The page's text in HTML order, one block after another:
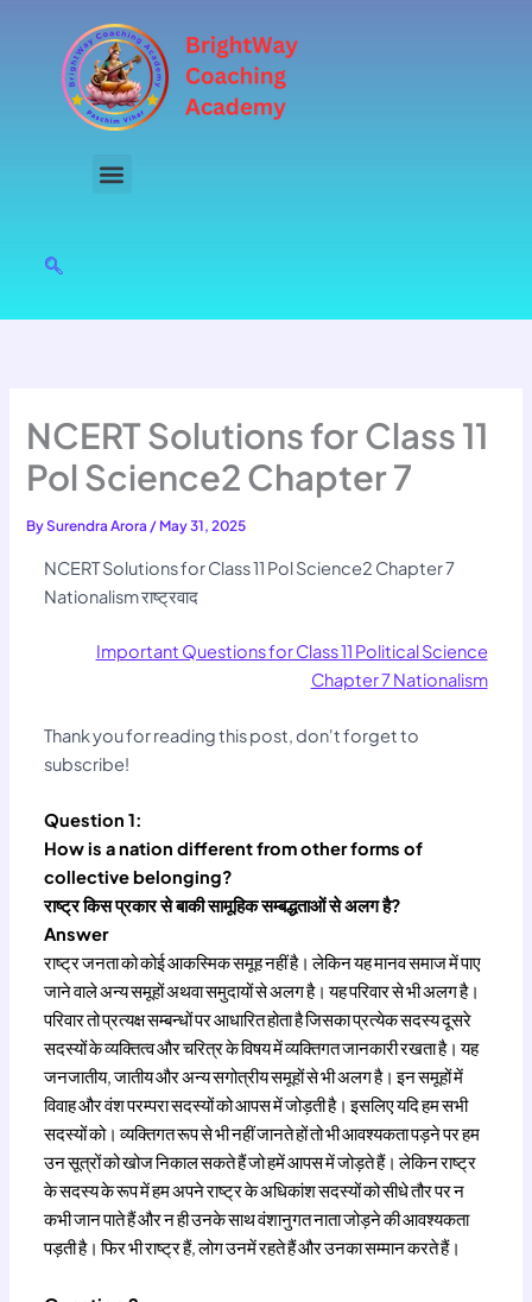
content
NCERT Solutions for Class 11
Pol Science2 Chapter 7
BySurendra Arora/ May 31, 2025
NCERT Solutions for Class 11 Pol Science2 Chapter 7
Nationalism राष्ट्रवाद
Important Questions for Class 11 Political Science
Chapter 7 Nationalism
Thank you for reading this post, don't forget to
subscribe!
Question 1:
How is a nation different from other forms of
collective belonging?
राष्ट्र किस प्रकार से बाकी सामूहिक सम्बद्धताओं से अलग है?
Answer
राष्ट्र जनता को कोई आकस्मिक समूह नहीं है। लेकिन यह मानव समाज में पाए
जाने वाले अन्य समूहों अथवा समुदायों से अलग है। यह परिवार से भी अलग है।
परिवार तो प्रत्यक्ष सम्बन्धों पर आधारित होता है जिसका प्रत्येक सदस्य दूसरे
सदस्यों के व्यक्तित्व और चरित्र के विषय में व्यक्तिगत जानकारी रखता है। यह
जनजातीय, जातीय और अन्य सगोत्रीय समूहों से भी अलग है। इन समूहों में
विवाह और वंश परम्परा सदस्यों को आपस में जोड़ती है। इसलिए यदि हम सभी
सदस्यों को। व्यक्तिगत रूप से भी नहीं जानते हों तो भी आवश्यकता पड़ने पर हम
उन सूत्रों को खोज निकाल सकते हैं जो हमें आपस में जोड़ते हैं। लेकिन राष्ट्र
के सदस्य के रूप में हम अपने राष्ट्र के अधिकांश सदस्यों को सीधे तौर पर न
कभी जान पाते हैं और न ही उनके साथ वंशानुगत नाता जोड़ने की आवश्यकता
पड़ती है। फिर भी राष्ट्र हैं, लोग उनमें रहते हैं और उनका सम्मान करते हैं।